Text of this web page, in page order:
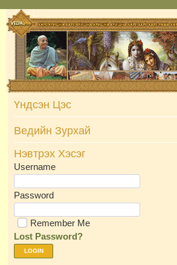
Skip
to
content
Үндсэн Цэс
Ведийн Зурхай
Нэвтрэх Хэсэг
Username
Password
Remember Me
Lost Password?
LOGIN